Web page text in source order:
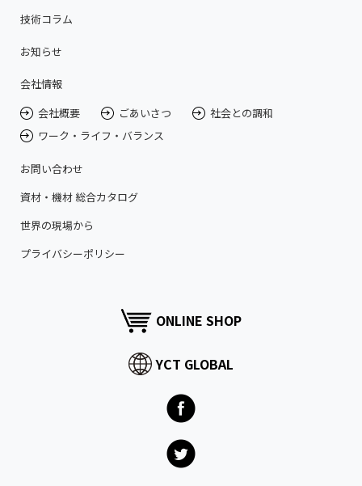
技術コラム
お知らせ
会社情報
会社概要
ごあいさつ
社会との調和
ワーク・ライフ・バランス
お問い合わせ
資材・機材 総合カタログ
世界の現場から
プライバシーポリシー
ONLINE SHOP
YCT GLOBAL